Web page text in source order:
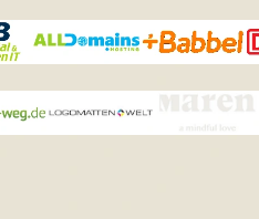
All Domains Babbel
Matten
Maren